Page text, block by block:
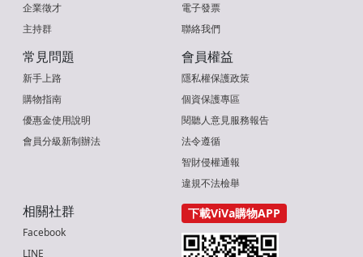
企業徵才
主持群
電子發票
聯絡我們
常見問題
新手上路
購物指南
優惠金使用說明
會員分級新制辦法
會員權益
隱私權保護政策
個資保護專區
閱聽人意見服務報告
法令遵循
智財侵權通報
違規不法檢舉
相關社群
Facebook
LINE
下載ViVa購物APP